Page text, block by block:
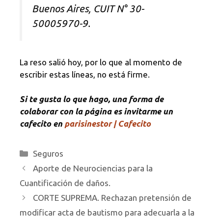
Buenos Aires, CUIT N° 30-
50005970-9.
La reso salió hoy, por lo que al momento de
escribir estas líneas, no está firme.
Si te gusta lo que hago, una forma de
colaborar con la página es invitarme un
cafecito en parisinestor | Cafecito
Categorías
Seguros
Aporte de Neurociencias para la
Cuantificación de daños.
CORTE SUPREMA. Rechazan pretensión de
modificar acta de bautismo para adecuarla a la